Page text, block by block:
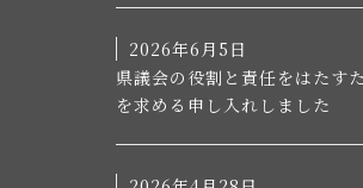
2026年6月5日
県議会の役割と責任をはたす
を求める申し入れしました